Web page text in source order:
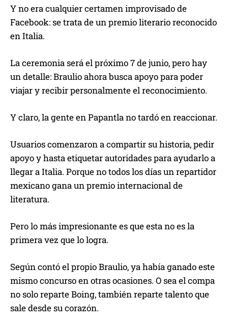
Y no era cualquier certamen improvisado de
Facebook: se trata de un premio literario reconocido
en Italia.
La ceremonia será el próximo 7 de junio, pero hay
un detalle: Braulio ahora busca apoyo para poder
viajar y recibir personalmente el reconocimiento.
Y claro, la gente en Papantla no tardó en reaccionar.
Usuarios comenzaron a compartir su historia, pedir
apoyo y hasta etiquetar autoridades para ayudarlo a
llegar a Italia. Porque no todos los días un repartidor
mexicano gana un premio internacional de
literatura.
Pero lo más impresionante es que esta no es la
primera vez que lo logra.
Según contó el propio Braulio, ya había ganado este
mismo concurso en otras ocasiones. O sea el compa
no solo reparte Boing, también reparte talento que
sale desde su corazón.